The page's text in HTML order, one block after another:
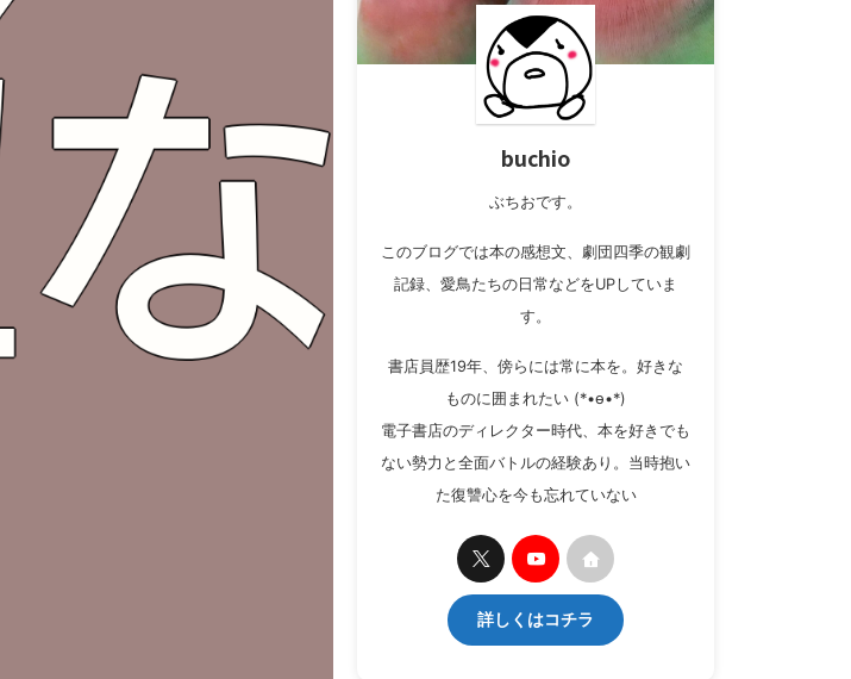
buchio
ぶちおです。
このブログでは本の感想文、劇団四季の観劇
記録、愛鳥たちの日常などをUPしていま
す。
書店員歴19年、傍らには常に本を。好きな
ものに囲まれたい (*•ө•*)
電子書店のディレクター時代、本を好きでも
ない勢力と全面バトルの経験あり。当時抱い
た復讐心を今も忘れていない
詳しくはコチラ